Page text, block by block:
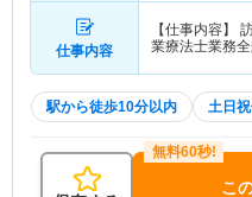
仕事内容
【仕事内容】
業療法士業務
駅から徒歩10分以内 土日
こ